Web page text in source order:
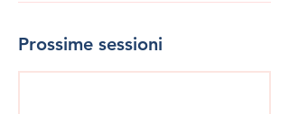
Prossime sessioni